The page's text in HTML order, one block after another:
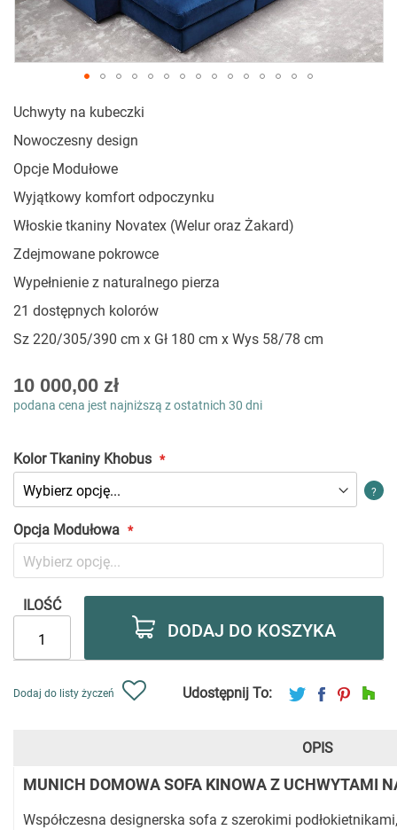
na
początek
Uchwyty na kubeczki
Nowoczesny design
Opcje Modułowe
Wyjątkowy komfort odpoczynku
Włoskie tkaniny Novatex (Welur oraz Żakard)
Zdejmowane pokrowce
Wypełnienie z naturalnego pierza
21 dostępnych kolorów
Sz 220/305/390 cm x Gł 180 cm x Wys 58/78 cm
As
low
10 000,00 zł
podana cena jest najniższą z ostatnich 30 dni
Kolor Tkaniny Khobus
?
Opcja Modułowa
ILOŚĆ
DODAJ DO KOSZYKA
Dodaj do listy życzeń Udostępnij To:
OPIS
MUNICH DOMOWA SOFA KINOWA Z UCHWYTAMI
Współczesna designerska sofa z szerokimi